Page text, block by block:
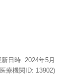
日時: 2024年5月
療機関ID: 13902)